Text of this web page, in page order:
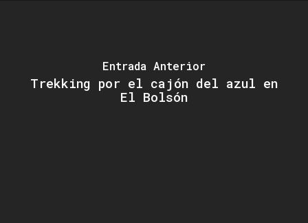
Entrada Anterior
Trekking por el cajón del azul en
El Bolsón